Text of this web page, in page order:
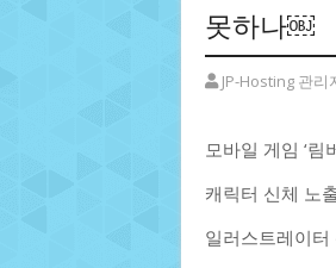
못하나￼
JP-Hosting 관리
모바일 게임 ‘림
캐릭터 신체 노
일러스트레이터